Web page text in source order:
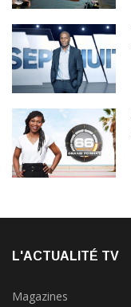
L'ACTUALITÉ TV
Magazines